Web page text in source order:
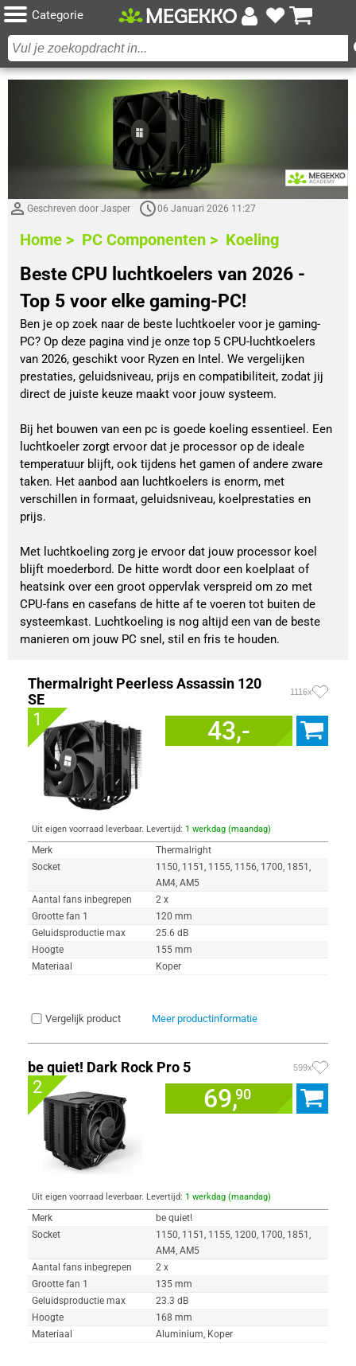
Categorie
Geschreven door Jasper 06 Januari 2026 11:27
Home > PC Componenten > Koeling
Beste CPU luchtkoelers van 2026 -
Top 5 voor elke gaming-PC!
Ben je op zoek naar de beste luchtkoeler voor je gaming-
PC? Op deze pagina vind je onze top 5 CPU-luchtkoelers
van 2026, geschikt voor Ryzen en Intel. We vergelijken
prestaties, geluidsniveau, prijs en compatibiliteit, zodat jij
direct de juiste keuze maakt voor jouw systeem.
Bij het bouwen van een pc is goede koeling essentieel. Een
luchtkoeler zorgt ervoor dat je processor op de ideale
temperatuur blijft, ook tijdens het gamen of andere zware
taken. Het aanbod aan luchtkoelers is enorm, met
verschillen in formaat, geluidsniveau, koelprestaties en
prijs.
Met luchtkoeling zorg je ervoor dat jouw processor koel
blijft moederbord. De hitte wordt door een koelplaat of
heatsink over een groot oppervlak verspreid om zo met
CPU-fans en casefans de hitte af te voeren tot buiten de
systeemkast. Luchtkoeling is nog altijd een van de beste
manieren om jouw PC snel, stil en fris te houden.
Thermalright Peerless Assassin 120
SE
1116x
1 43,-
Uit eigen voorraad leverbaar. Levertijd: 1 werkdag (maandag)
Merk
Thermalright
Socket
1150, 1151, 1155, 1156, 1700, 1851,
AM4, AM5
Aantal fans inbegrepen
2 x
Grootte fan 1
120 mm
Geluidsproductie max
25.6 dB
Hoogte
155 mm
Materiaal
Koper
Vergelijk product Meer productinformatie
be quiet! Dark Rock Pro 5 599x
2 69,90
Uit eigen voorraad leverbaar. Levertijd: 1 werkdag (maandag)
Merk
be quiet!
Socket
1150, 1151, 1155, 1200, 1700, 1851,
AM4, AM5
Aantal fans inbegrepen
2 x
Grootte fan 1
135 mm
Geluidsproductie max
23.3 dB
Hoogte
168 mm
Materiaal
Aluminium, Koper